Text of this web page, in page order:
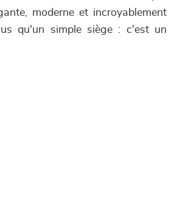
moderne et incroyablement
qu'un simple siège : c'est un